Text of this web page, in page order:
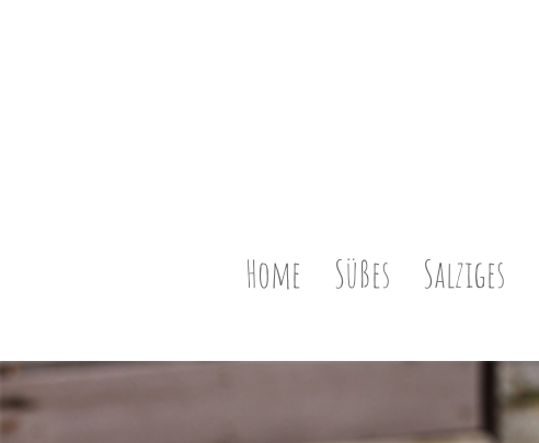
Home Süßes Salziges